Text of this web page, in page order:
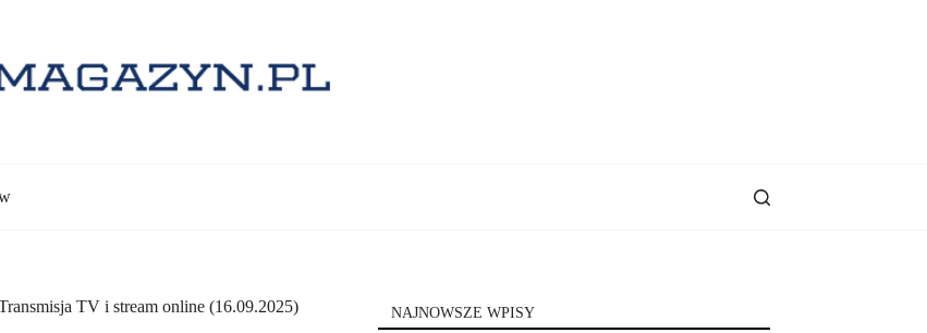
TV i stream online (16.09.2025) NAJNOWSZE WPISY